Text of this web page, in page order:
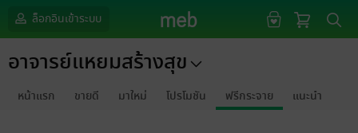
ล็อกอินเข้าระบบ
อาจารย์แหยมสร้างสุข
หน้าแรก ขายดี มาใหม่ โปรโมชัน ฟรีกระจาย แนะนำ